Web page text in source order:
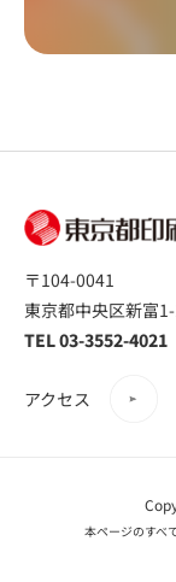
〒104-0041
東京都中央区新富
TEL 03-3552-
アクセス
本ページのすべ